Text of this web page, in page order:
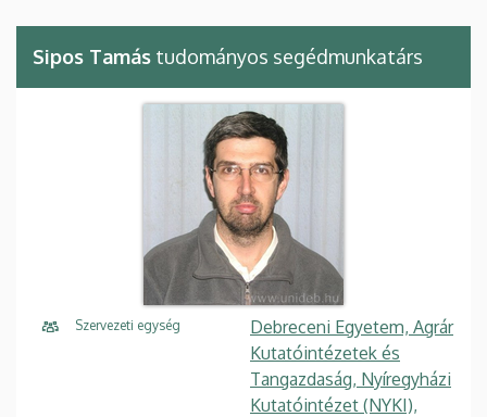
Sipos Tamás tudományos segédmunkatárs
Szervezeti egység
Debreceni Egyetem, Agrár
Kutatóintézetek és
Tangazdaság, Nyíregyházi
Kutatóintézet (NYKI),